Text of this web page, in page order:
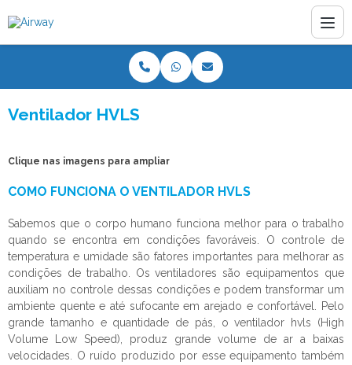
Ventilador HVLS
Clique nas imagens para ampliar
COMO FUNCIONA O VENTILADOR HVLS
Sabemos que o corpo humano funciona melhor para o trabalho
quando se encontra em condições favoráveis. O controle de
temperatura e umidade são fatores importantes para melhorar as
condições de trabalho. Os ventiladores são equipamentos que
auxiliam no controle dessas condições e podem transformar um
ambiente quente e até sufocante em arejado e confortável. Pelo
grande tamanho e quantidade de pás, oventilador hvls (High
Volume Low Speed), produz grande volume de ar a baixas
velocidades. O ruído produzido por esse equipamento também